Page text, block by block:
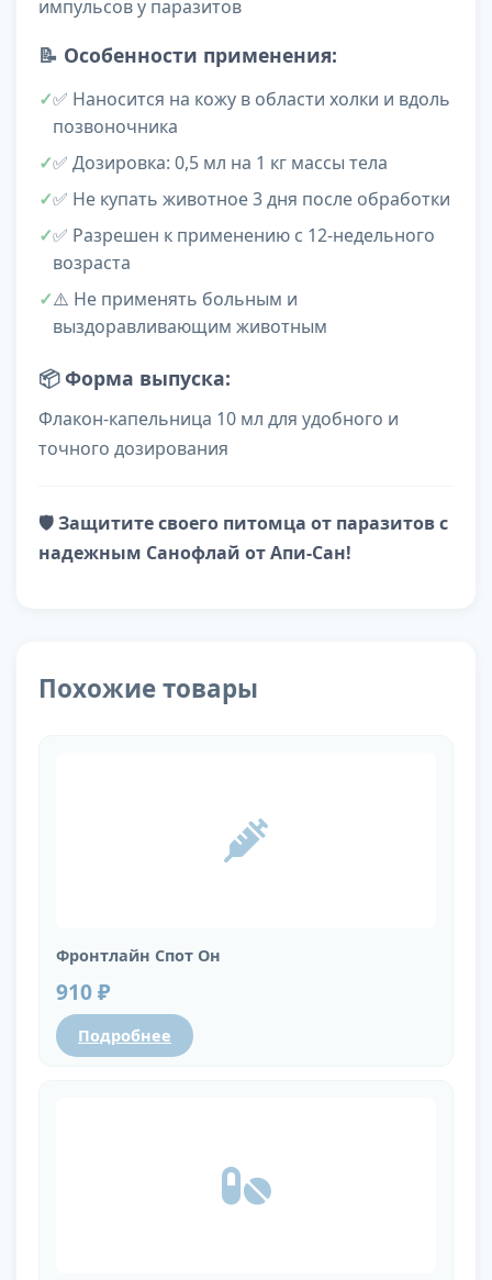
импульсов у паразитов
📝 Особенности применения:
✅ Наносится на кожу в области холки и вдоль
позвоночника
✅ Дозировка: 0,5 мл на 1 кг массы тела
✅ Не купать животное 3 дня после обработки
✅ Разрешен к применению с 12-недельного
возраста
⚠️ Не применять больным и
выздоравливающим животным
📦Форма выпуска:
Флакон-капельница 10 мл для удобного и
точного дозирования
🛡️ Защитите своего питомца от паразитов с
надежным Санофлай от Апи-Сан!
Похожие товары
Фронтлайн Спот Он
910 ₽
Подробнее